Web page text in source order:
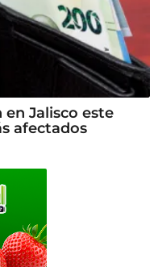
en Jalisco este
afectados